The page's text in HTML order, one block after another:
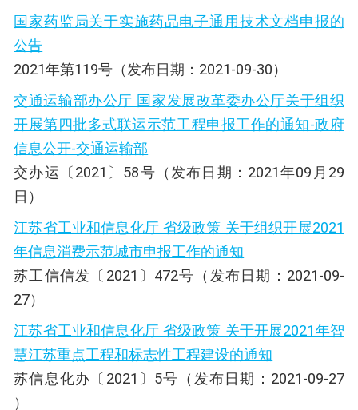
国家药监局关于实施药品电子通用技术文档申报的
公告
2021年第119号（发布日期：2021-09-30）
交通运输部办公厅 国家发展改革委办公厅关于组织
开展第四批多式联运示范工程申报工作的通知-政府
信息公开-交通运输部
交办运〔2021〕58号（发布日期：2021年09月29
日）
江苏省工业和信息化厅 省级政策 关于组织开展2021
年信息消费示范城市申报工作的通知
苏工信信发〔2021〕472号（发布日期：2021-09-
27）
江苏省工业和信息化厅 省级政策 关于开展2021年智
慧江苏重点工程和标志性工程建设的通知
苏信息化办〔2021〕5号（发布日期：2021-09-27
）